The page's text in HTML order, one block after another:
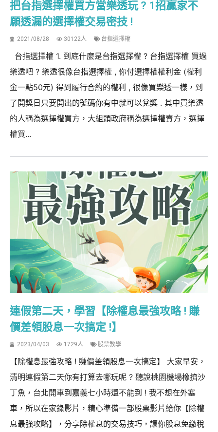
把台指選擇權買方當樂透玩 ? 1招贏家不
願透漏的選擇權交易密技 !
2021/08/28 30122人 台指選擇權
台指選擇權 1. 到底什麼是台指選擇權 ? 台指選擇權 買過
樂透吧 ? 樂透很像台指選擇權 , 你付選擇權權利金 (權利
金一點50元) 得到履行合約的權利 , 很像買樂透一樣，到
了開獎日只要開出的號碼你有中就可以兌獎 . 其中買樂透
的人稱為選擇權買方，大組頭政府稱為選擇權賣方，選擇
權買...
連假第二天，學習【除權息最強攻略 ! 賺
價差領股息一次搞定 !】
2023/04/03 1729人 股票教學
【除權息最強攻略 ! 賺價差領股息一次搞定】 大家早安，
清明連假第二天你有打算去哪玩呢 ? 聽說桃園機場橡擠沙
丁魚，台北開車到嘉義七小時還不能到 ! 我不想在外塞
車，所以在家錄影片，精心準備一部股票影片給你【除權
息最強攻略】，分享除權息的交易技巧，讓你股息免繳稅